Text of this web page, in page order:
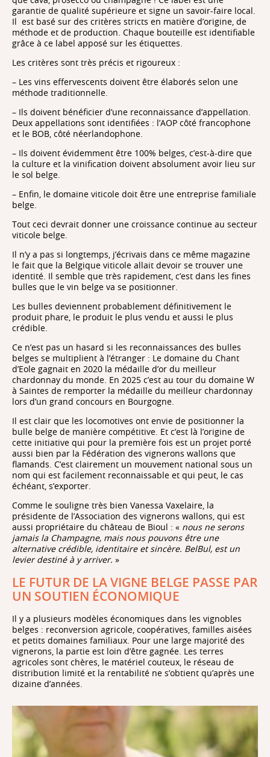
garantie de qualité supérieure et signe un savoir-faire local.
Il est basé sur des critères stricts en matière d’origine, de
méthode et de production. Chaque bouteille est identifiable
grâce à ce label apposé sur les étiquettes.
Les critères sont très précis et rigoureux :
– Les vins effervescents doivent être élaborés selon une
méthode traditionnelle.
– Ils doivent bénéficier d’une reconnaissance d’appellation.
Deux appellations sont identifiées : l’AOP côté francophone
et le BOB, côté néerlandophone.
– Ils doivent évidemment être 100% belges, c’est-à-dire que
la culture et la vinification doivent absolument avoir lieu sur
le sol belge.
– Enfin, le domaine viticole doit être une entreprise familiale
belge.
Tout ceci devrait donner une croissance continue au secteur
viticole belge.
Il n’y a pas si longtemps, j’écrivais dans ce même magazine
le fait que la Belgique viticole allait devoir se trouver une
identité. Il semble que très rapidement, c’est dans les fines
bulles que le vin belge va se positionner.
Les bulles deviennent probablement définitivement le
produit phare, le produit le plus vendu et aussi le plus
crédible.
Ce n’est pas un hasard si les reconnaissances des bulles
belges se multiplient à l’étranger : Le domaine du Chant
d’Eole gagnait en 2020 la médaille d’or du meilleur
chardonnay du monde. En 2025 c’est au tour du domaine W
à Saintes de remporter la médaille du meilleur chardonnay
lors d’un grand concours en Bourgogne.
Il est clair que les locomotives ont envie de positionner la
bulle belge de manière compétitive. Et c’est là l’origine de
cette initiative qui pour la première fois est un projet porté
aussi bien par la Fédération des vignerons wallons que
flamands. C’est clairement un mouvement national sous un
nom qui est facilement reconnaissable et qui peut, le cas
échéant, s’exporter.
Comme le souligne très bien Vanessa Vaxelaire, la
présidente de l’Association des vignerons wallons, qui est
aussi propriétaire du château de Bioul : « nous ne serons
jamais la Champagne, mais nous pouvons être une
alternative crédible, identitaire et sincère. BelBul, est un
levier destiné à y arriver. »
LE FUTUR DE LA VIGNE BELGE PASSE PAR
UN SOUTIEN ÉCONOMIQUE
Il y a plusieurs modèles économiques dans les vignobles
belges : reconversion agricole, coopératives, familles aisées
et petits domaines familiaux. Pour une large majorité des
vignerons, la partie est loin d’être gagnée. Les terres
agricoles sont chères, le matériel couteux, le réseau de
distribution limité et la rentabilité ne s’obtient qu’après une
dizaine d’années.